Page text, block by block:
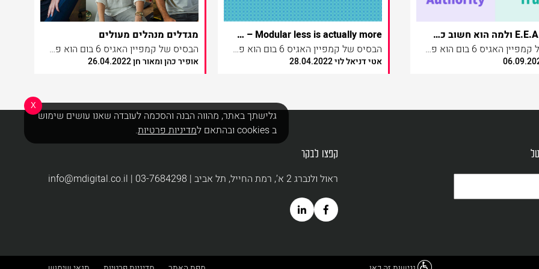
מה זה E.E.A.T ולמה הוא חשוב כל כך לאתר שלכם?
הבסיס של קמפיין האגיס 6 בום הוא פשוט
Modular less is actually more – תודה יוניברסל אנליטיקס, שלום GA4
הבסיס של קמפיין האגיס 6 בום הוא פשוט
רוכשים 5 אריזות של חיתולי האגיס המשתתפות בפעילות, מזינים את הקודים הנמצאים בפנים האריזות במיניסייט הייעודי ומקבלים קופון לאריזה שישית מתנה.
אטי דניאל לוי 28.04.2022
מגדלים מנהלים מעולים
הבסיס של קמפיין האגיס 6 בום הוא פשוט
רוכשים 5 אריזות של חיתולי האגיס המשתתפות בפעילות, מזינים את הקודים הנמצאים בפנים האריזות במיניסייט הייעודי ומקבלים קופון לאריזה שישית מתנה.
אופיר כהן ומאור חן 26.04.2022
קפצו לבקר
ראול ולנברג 2 א’, רמת החייל, תל אביב | 03-7684298 | info@mdigital.co.il
X
גלישתך באתר, מהווה הבנה והסכמה לעובדה שאנו עושים שימוש
ב cookies ובהתאם ל
מדיניות פרטיות.